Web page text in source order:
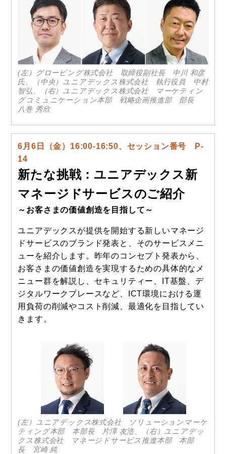
登録
お問い合わせ
(左）グロービング株式会社 取締役副社長 中川 和彦
氏、（中央）ユニアデックス株式会社 執行役員 中村
智弘、（右）ユニアデックス株式会社 マーケティン
グコミュニケーション本部 戦略企画推進部 部長
八巻 秀欣
6月6日（金）16:00-16:50、セッション番号 P-
14
新たな挑戦：ユニアデックス新
マネージドサービスのご紹介
～お客さまの価値創造を目指して～
ユニアデックスが提供を開始する新しいマネージ
ドサービスのブランド発表と、そのサービスメニ
ューを紹介します。昨年のコンセプト発表から、
お客さまの価値創造を実現するための具体的なメ
ニュー群を解説し、セキュリティー、IT基盤、デ
ジタルワークプレースなど、ICT環境における運
用負荷の削減やコスト削減、最適化を目指してい
きます。
(左）ユニアデックス株式会社 ソリューションマーケ
ティング本部 本部長 片澤 友浩、（右）ユニアデッ
クス株式会社 マネージドサービス推進本部 本部
長 宮崎 純